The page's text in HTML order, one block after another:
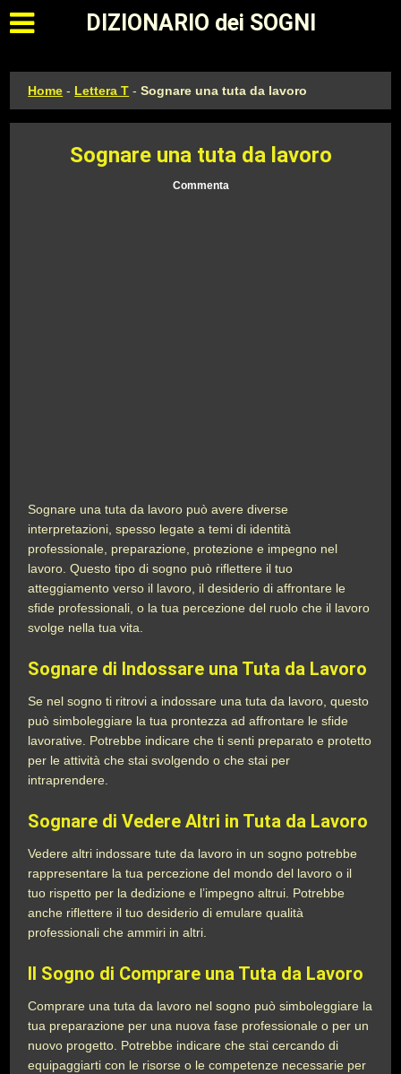
Apri il menu principale
DIZIONARIO dei SOGNI
Home - Lettera T -Sognare una tuta da lavoro
Sognare una tuta da lavoro
Commenta
Sognare una tuta da lavoro può avere diverse
interpretazioni, spesso legate a temi di identità
professionale, preparazione, protezione e impegno nel
lavoro. Questo tipo di sogno può riflettere il tuo
atteggiamento verso il lavoro, il desiderio di affrontare le
sfide professionali, o la tua percezione del ruolo che il lavoro
svolge nella tua vita.
Sognare di Indossare una Tuta da Lavoro
Se nel sogno ti ritrovi a indossare una tuta da lavoro, questo
può simboleggiare la tua prontezza ad affrontare le sfide
lavorative. Potrebbe indicare che ti senti preparato e protetto
per le attività che stai svolgendo o che stai per
intraprendere.
Sognare di Vedere Altri in Tuta da Lavoro
Vedere altri indossare tute da lavoro in un sogno potrebbe
rappresentare la tua percezione del mondo del lavoro o il
tuo rispetto per la dedizione e l’impegno altrui. Potrebbe
anche riflettere il tuo desiderio di emulare qualità
professionali che ammiri in altri.
Il Sogno di Comprare una Tuta da Lavoro
Comprare una tuta da lavoro nel sogno può simboleggiare la
tua preparazione per una nuova fase professionale o per un
nuovo progetto. Potrebbe indicare che stai cercando di
equipaggiarti con le risorse o le competenze necessarie per